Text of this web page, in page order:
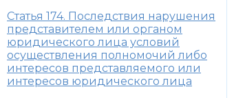
Статья 174. Последствия нарушения
представителем или органом
юридического лица условий
осуществления полномочий либо
интересов представляемого или
интересов юридического лица